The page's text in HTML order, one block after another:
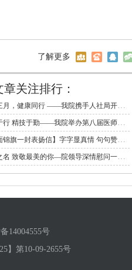
了解更多
关注排行：
14004555号
】第10-09-2655号